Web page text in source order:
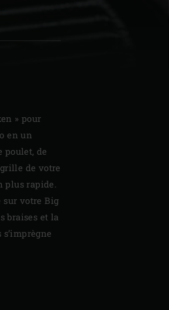
» pour
en un
poulet, de
de votre
plus rapide.
votre Big
braises et la